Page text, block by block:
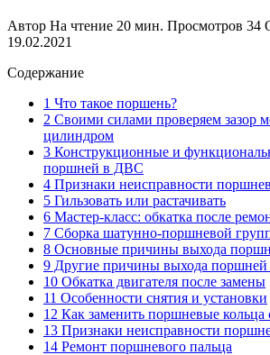
Автор На чтение 20 мин. Просмотров 34
19.02.2021
Содержание
1 Что такое поршень?
2 Своими силами проверяем зазор
цилиндром
3 Конструкционные и
поршней в ДВС
4 Признаки неисправности
5 Гильзовать или растачивать
6 Мастер-класс: обкатка после
7 Сборка шатунно-поршневой
8 Основные причины выхода
9 Другие причины выхода поршней
10 Обкатка двигателя после замены
11 Особенности снятия и установки
12 Как заменить поршневые кольца
13 Признаки неисправности
14 Ремонт поршневого пальца